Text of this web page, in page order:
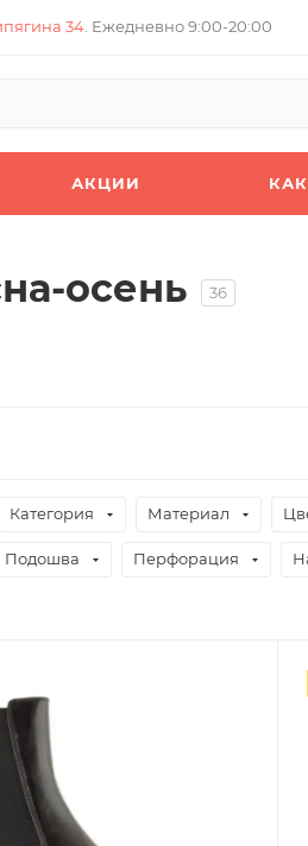
34. Ежедневно 9:00-20:00
АКЦИИ
осень 36
Категория Материал
Подошва Перфорация